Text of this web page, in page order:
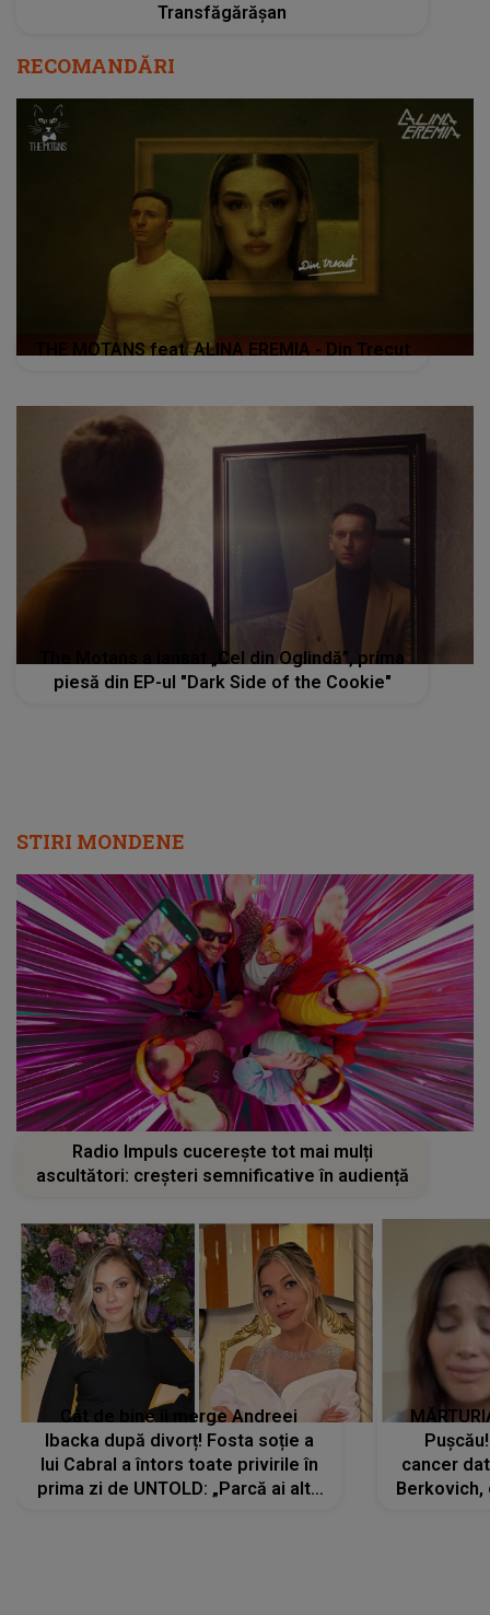
Transfăgărășan
RECOMANDĂRI
THE MOTANS feat. ALINA EREMIA - Din Trecut
The Motans a lansat „Cel din Oglindă”, prima
piesă din EP-ul "Dark Side of the Cookie"
STIRI MONDENE
Radio Impuls cucerește tot mai mulți
ascultători: creșteri semnificative în audiență
Cât de bine îi merge Andreei
Ibacka după divorț! Fosta soție a
lui Cabral a întors toate privirile în
prima zi de UNTOLD: „Parcă ai altă
cancer
Berkovich,